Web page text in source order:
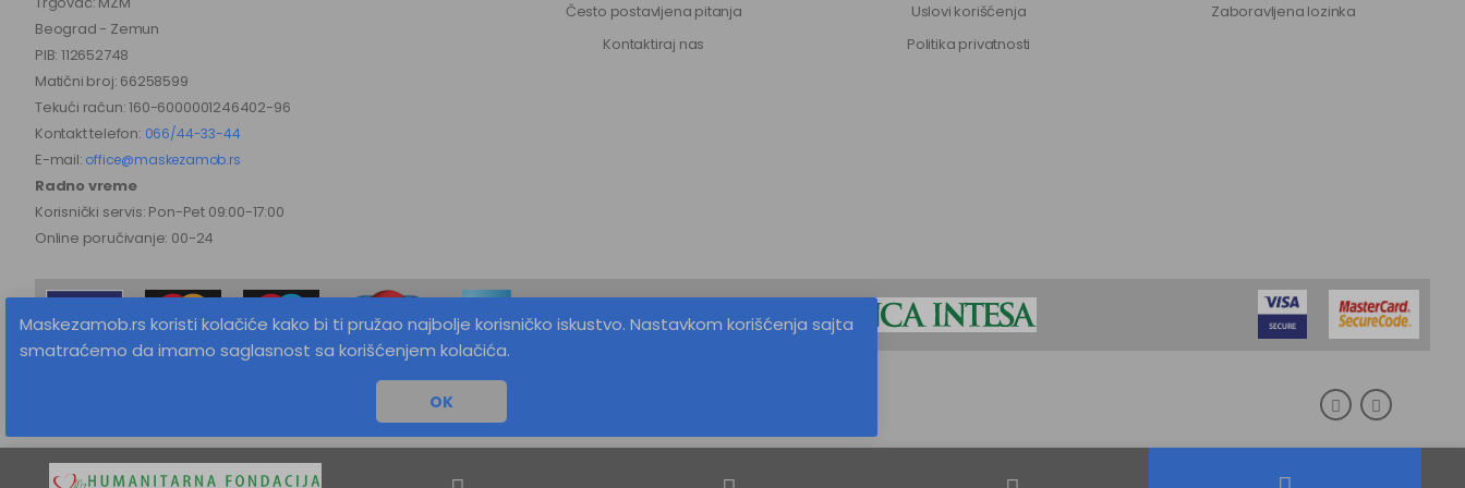
Maskezamob.rs koristi kolačiće kako bi ti pružao najbolje korisničko iskustvo. Nastavkom korišćenja sajta
smatraćemo da imamo saglasnost sa korišćenjem kolačića.
OK
Beograd - Zemun
PIB: 112652748
Matični broj: 66258599
Tekući račun: 160-6000001246402-96
Kontakt telefon: 066/44-33-44
E-mail: office@maskezamob.rs
Radno vreme
Korisnički servis: Pon-Pet 09:00-17:00
Online poručivanje: 00-24
Često postavljena pitanja
Kontaktiraj nas
Uslovi korišćenja
Politika privatnosti
Zaboravljena lozinka